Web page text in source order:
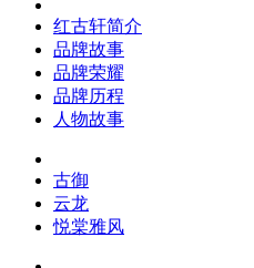
红古轩简介
品牌故事
品牌荣耀
品牌历程
人物故事
古御
云龙
悦棠雅风